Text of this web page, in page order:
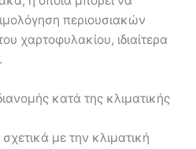
περιουσιακών
χαρτοφυλακίου, ιδιαίτερα
κατά της κλιματικής
με την κλιματική